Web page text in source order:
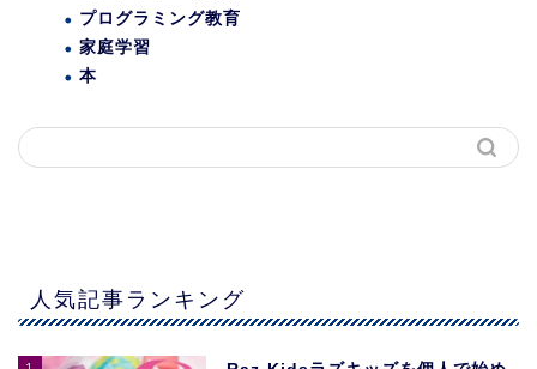
プログラミング教育
家庭学習
本
人気記事ランキング